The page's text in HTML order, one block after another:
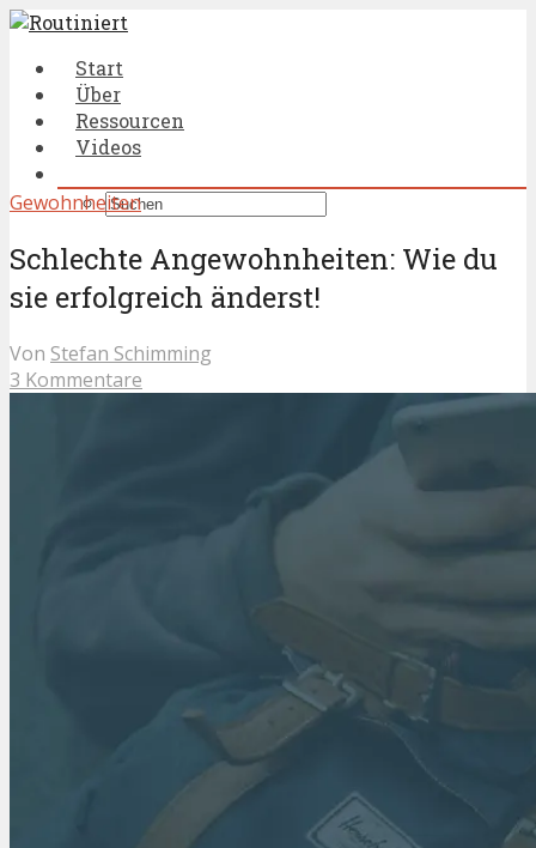
Start
Über
Ressourcen
Videos
Gewohnheiten
Schlechte Angewohnheiten: Wie du
sie erfolgreich änderst!
Von Stefan Schimming
3 Kommentare